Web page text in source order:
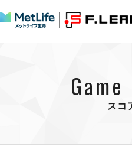
すべてのニュース
U-23選抜
試合を観る MATCHES
スコ